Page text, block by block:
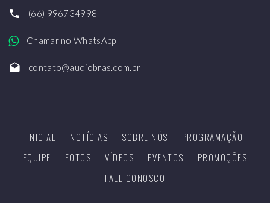
(66) 996734998
Chamar no WhatsApp
contato@audiobras.com.br
INICIAL NOTÍCIAS SOBRE NÓS
PROGRAMAÇÃO
EQUIPE
FOTOS VÍDEOS EVENTOS
PROMOÇÕES
FALE CONOSCO